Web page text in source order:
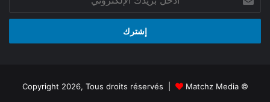
بريدك
الإلكتروني
© Copyright 2026, Tous droits réservés |
Matchz Media